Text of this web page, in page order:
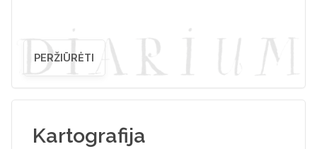
PERŽIŪRĖTI
Kartografija